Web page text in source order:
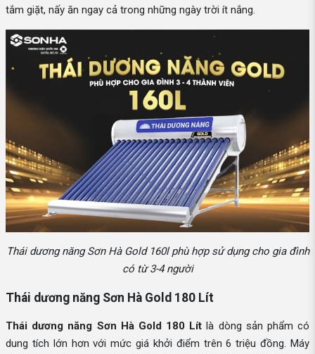
tắm giặt, nấy ăn ngay cả trong những ngày trời ít nắng.
Thái dương năng Sơn Hà Gold 160l phù hợp sử dụng cho gia đình
có từ 3-4 người
Thái dương năng Sơn Hà Gold 180 Lít
Thái dương năng Sơn Hà Gold 180 Lít là dòng sản phẩm có
dung tích lớn hơn với mức giá khởi điểm trên 6 triệu đồng. Máy